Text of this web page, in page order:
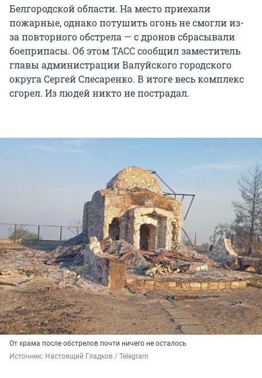
Белгородской области. На место приехали
пожарные, однако потушить огонь не смогли из-
за повторного обстрела — с дронов сбрасывали
боеприпасы. Об этом ТАСС сообщил заместитель
главы администрации Валуйского городского
округа Сергей Слесаренко. В итоге весь комплекс
сгорел. Из людей никто не пострадал.
От храма после обстрелов почти ничего не осталось
Источник: Настоящий Гладков / Telegram